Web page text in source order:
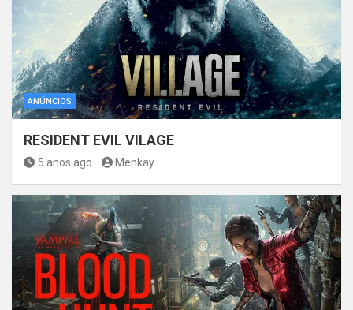
ANÚNCIOS
RESIDENT EVIL VILAGE
5 anos ago Menkay